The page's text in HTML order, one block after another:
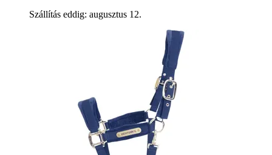
Szállítás eddig: augusztus 12.